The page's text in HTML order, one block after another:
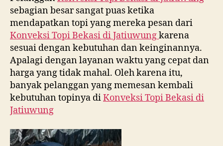
sebagian besar sangat puas ketika
mendapatkan topi yang mereka pesan dari
Konveksi Topi Bekasi diJatiuwungkarena
sesuai dengan kebutuhan dan keinginannya.
Apalagi dengan layanan waktu yang cepat dan
harga yang tidak mahal. Oleh karena itu,
banyak pelanggan yang memesan kembali
kebutuhan topinya diKonveksi Topi Bekasi di
Jatiuwung